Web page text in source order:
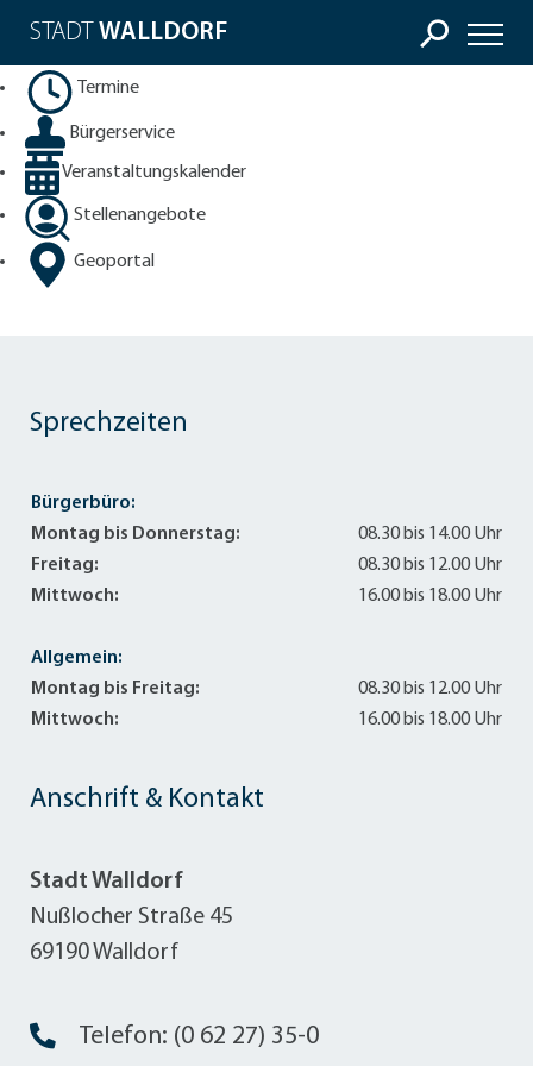
STADT WALLDORF
Termine
Bürgerservice
Veranstaltungskalender
Stellenangebote
Geoportal
Anschrift & Kontakt
Stadt Walldorf
Nußlocher Straße 45
69190 Walldorf
Telefon: (0 62 27) 35-0
Sprechzeiten
Bürgerbüro:
Montag bis Donnerstag:
08.30 bis 14.00 Uhr
Freitag:
08.30 bis 12.00 Uhr
Mittwoch:
16.00 bis 18.00 Uhr
Allgemein:
Montag bis Freitag:
08.30 bis 12.00 Uhr
Mittwoch:
16.00 bis 18.00 Uhr